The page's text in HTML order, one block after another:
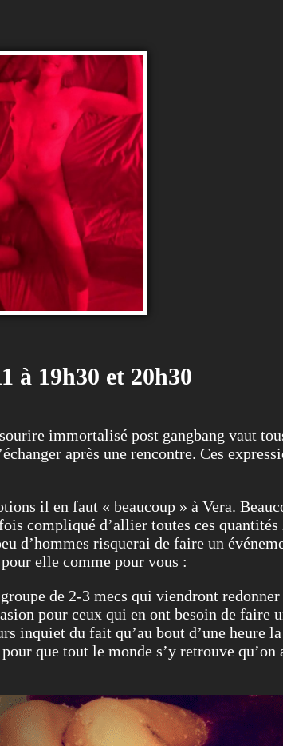
à 19h30 et 20h30
immortalisé post gangbang vaut
après une rencontre. Ces
il en faut « beaucoup » à Vera.
compliqué d’allier toutes ces
d’hommes risquerai de faire un
elle comme pour vous :
de 2-3 mecs qui viendront
pour ceux qui en ont besoin de faire
inquiet du fait qu’au bout d’une heure
que tout le monde s’y retrouve